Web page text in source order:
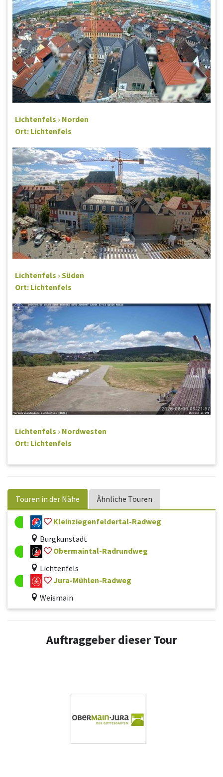
Lichtenfels › Norden
Ort: Lichtenfels
Lichtenfels › Süden
Ort: Lichtenfels
Lichtenfels › Nordwesten
Ort: Lichtenfels
Touren in der Nähe Ähnliche Touren
Kleinziegenfeldertal-Radweg
Burgkunstadt
Obermaintal-Radrundweg
Lichtenfels
Jura-Mühlen-Radweg
Weismain
Auftraggeber dieser Tour